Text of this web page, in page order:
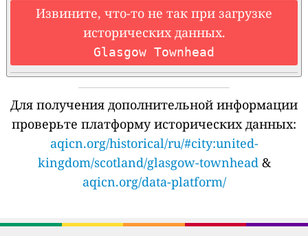
Извините, что-то не так при загрузке
исторических данных.
Glasgow Townhead
Для получения дополнительной информации
проверьте платформу исторических данных:
aqicn.org/historical/ru/#city:united-
kingdom/scotland/glasgow-townhead&
aqicn.org/data-platform/